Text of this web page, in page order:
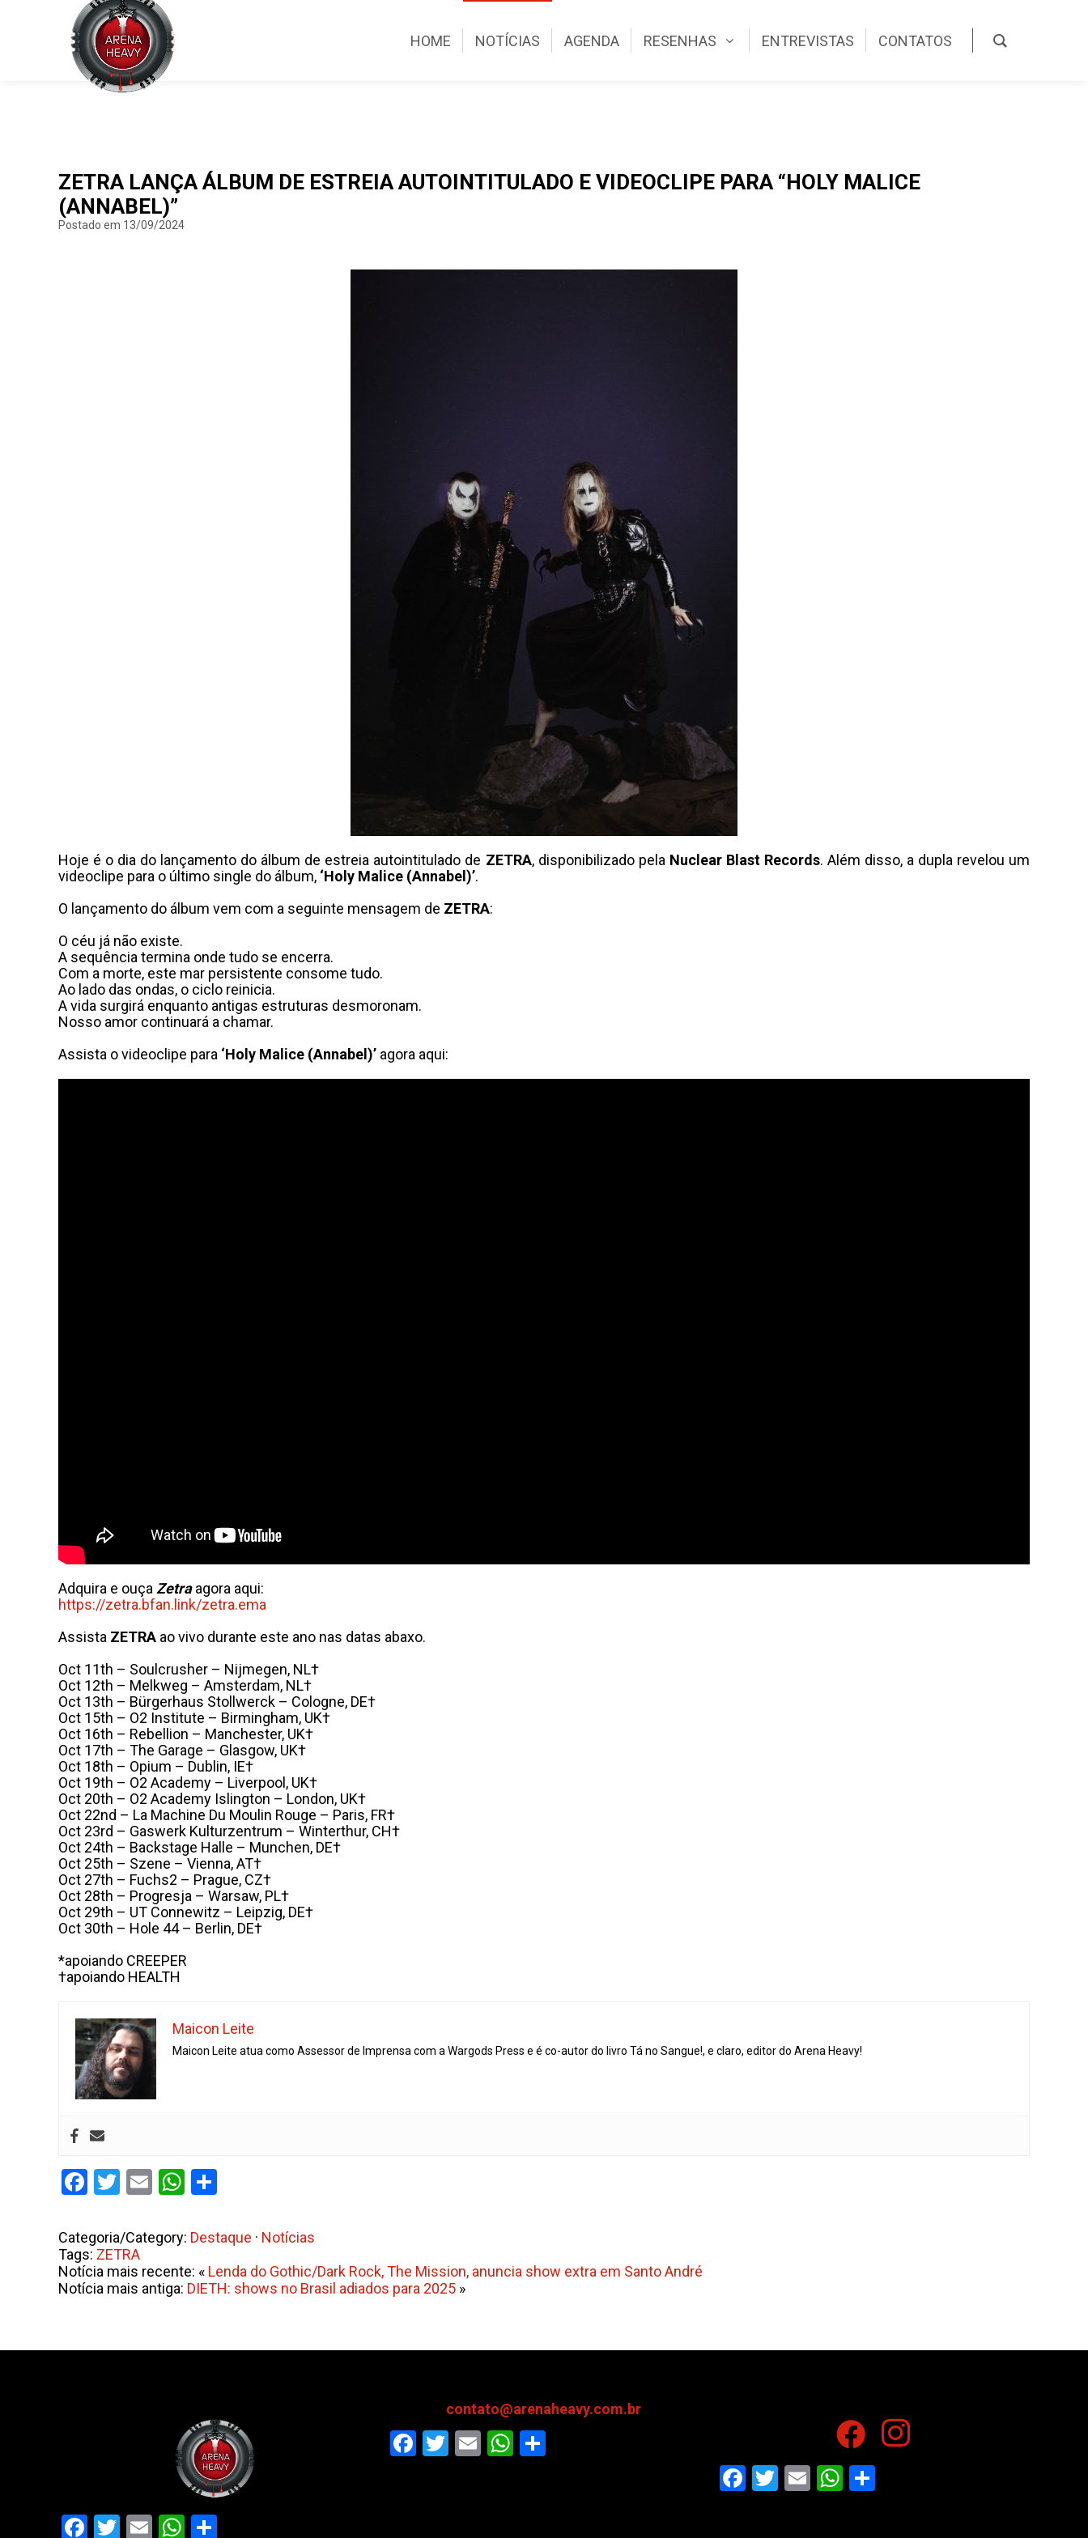
HOME NOTÍCIAS AGENDA RESENHAS ENTREVISTAS CONTATOS
ZETRA LANÇA ÁLBUM DE ESTREIA AUTOINTITULADO E VIDEOCLIPE PARA “HOLY MALICE
(ANNABEL)”
Postado em 13/09/2024
Hoje é o dia do lançamento do álbum de estreia autointitulado de ZETRA, disponibilizado pela Nuclear Blast Records. Além disso, a dupla revelou um
videoclipe para o último single do álbum, ‘Holy Malice (Annabel)’.
O lançamento do álbum vem com a seguinte mensagem de ZETRA:
O céu já não existe.
A sequência termina onde tudo se encerra.
Com a morte, este mar persistente consome tudo.
Ao lado das ondas, o ciclo reinicia.
A vida surgirá enquanto antigas estruturas desmoronam.
Nosso amor continuará a chamar.
Assista o videoclipe para ‘Holy Malice (Annabel)’ agora aqui:
Adquira e ouça Zetraagora aqui:
https://zetra.bfan.link/zetra.ema
Assista ZETRA ao vivo durante este ano nas datas abaxo.
Oct 11th – Soulcrusher – Nijmegen, NL†
Oct 12th – Melkweg – Amsterdam, NL†
Oct 13th – Bürgerhaus Stollwerck – Cologne, DE†
Oct 15th – O2 Institute – Birmingham, UK†
Oct 16th – Rebellion – Manchester, UK†
Oct 17th – The Garage – Glasgow, UK†
Oct 18th – Opium – Dublin, IE†
Oct 19th – O2 Academy – Liverpool, UK†
Oct 20th – O2 Academy Islington – London, UK†
Oct 22nd – La Machine Du Moulin Rouge – Paris, FR†
Oct 23rd – Gaswerk Kulturzentrum – Winterthur, CH†
Oct 24th – Backstage Halle – Munchen, DE†
Oct 25th – Szene – Vienna, AT†
Oct 27th – Fuchs2 – Prague, CZ†
Oct 28th – Progresja – Warsaw, PL†
Oct 29th – UT Connewitz – Leipzig, DE†
Oct 30th – Hole 44 – Berlin, DE†
*apoiando CREEPER
†apoiando HEALTH
Maicon Leite
Maicon Leite atua como Assessor de Imprensa com a Wargods Press e é co-autor do livro Tá no Sangue!, e claro, editor do Arena Heavy!
Facebook
Twitter
EmailWhatsApp
Categoria/Category: Destaque · Notícias
Tags: ZETRA
Notícia mais recente: « Lenda do Gothic/Dark Rock, The Mission, anuncia show extra em Santo André
Notícia mais antiga: DIETH: shows no Brasil adiados para 2025 »
Facebook
Twitter
EmailWhatsApp
contato@arenaheavy.com.br
Facebook
Twitter
EmailWhatsApp
Facebook
Twitter
EmailWhatsApp
Share